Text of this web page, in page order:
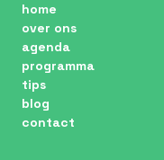
home
over ons
agenda
programma
tips
blog
contact